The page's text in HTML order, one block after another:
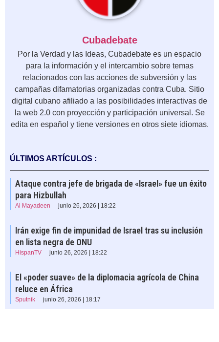
Cubadebate
Por la Verdad y las Ideas, Cubadebate es un espacio
para la información y el intercambio sobre temas
relacionados con las acciones de subversión y las
campañas difamatorias organizadas contra Cuba. Sitio
digital cubano afiliado a las posibilidades interactivas de
la web 2.0 con proyección y participación universal. Se
edita en español y tiene versiones en otros siete idiomas.
ÚLTIMOS ARTÍCULOS :
Ataque contra jefe de brigada de «Israel» fue un éxito
para Hizbullah
Al Mayadeen junio 26, 2026 | 18:22
Irán exige fin de impunidad de Israel tras su inclusión
en lista negra de ONU
HispanTV junio 26, 2026 | 18:22
El «poder suave» de la diplomacia agrícola de China
reluce en África
Sputnik junio 26, 2026 | 18:17